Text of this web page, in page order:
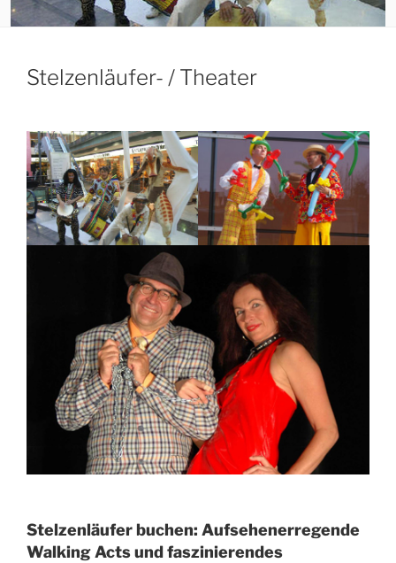
Stelzenläufer- / Theater
Stelzenläufer buchen: Aufsehenerregende
Walking Acts und faszinierendes